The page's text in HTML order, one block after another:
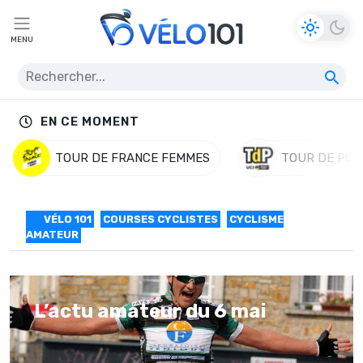
MENU
EN CE MOMENT
TOUR DE FRANCE FEMMES TOUR DE
VÉLO 101 COURSES CYCLISTES
CYCLISME
AMATEUR
L’actu amateur du 6 mai